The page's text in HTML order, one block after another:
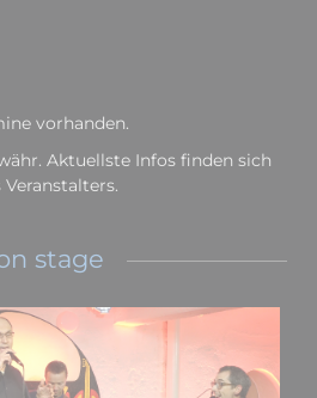
vorhanden.
Aktuellste Infos finden sich
stage